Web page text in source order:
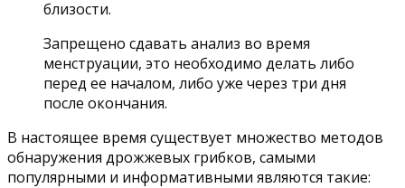
близости.
Запрещено сдавать анализ во время
менструации, это необходимо делать либо
перед ее началом, либо уже через три дня
после окончания.
В настоящее время существует множество методов
обнаружения дрожжевых грибков, самыми
популярными и информативными являются такие: